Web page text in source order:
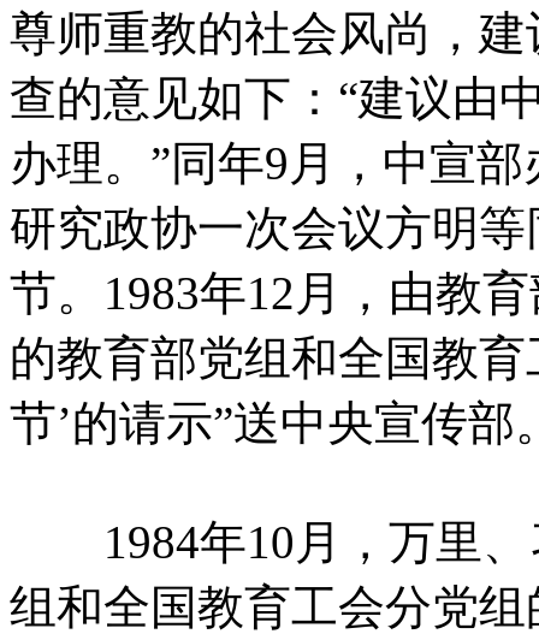
尊师重教的社会风尚，
查的意见如下：“建议由
办理。”同年9月，中宣
研究政协一次会议方明
节。1983年12月，由教
的教育部党组和全国教
节’的请示”送中央宣传部
1984年10月，万里、
组和全国教育工会分党